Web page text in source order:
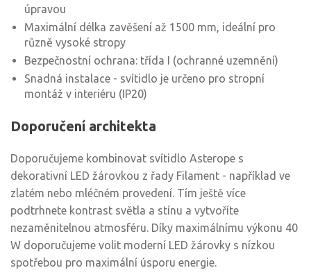
úpravou
Maximální délka zavěšení až 1500 mm, ideální pro
různě vysoké stropy
Bezpečnostní ochrana: třída I (ochranné uzemnění)
Snadná instalace - svítidlo je určeno pro stropní
montáž v interiéru (IP20)
Doporučení architekta
Doporučujeme kombinovat svítidlo Asterope s
dekorativní LED žárovkou z řady Filament - například ve
zlatém nebo mléčném provedení. Tím ještě více
podtrhnete kontrast světla a stínu a vytvoříte
nezaměnitelnou atmosféru. Díky maximálnímu výkonu 40
W doporučujeme volit moderní LED žárovky s nízkou
spotřebou pro maximální úsporu energie.